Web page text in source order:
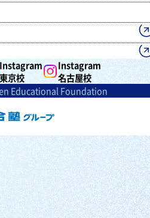
Instagram
東京校
Instagram
名古屋校
Educational Foundation